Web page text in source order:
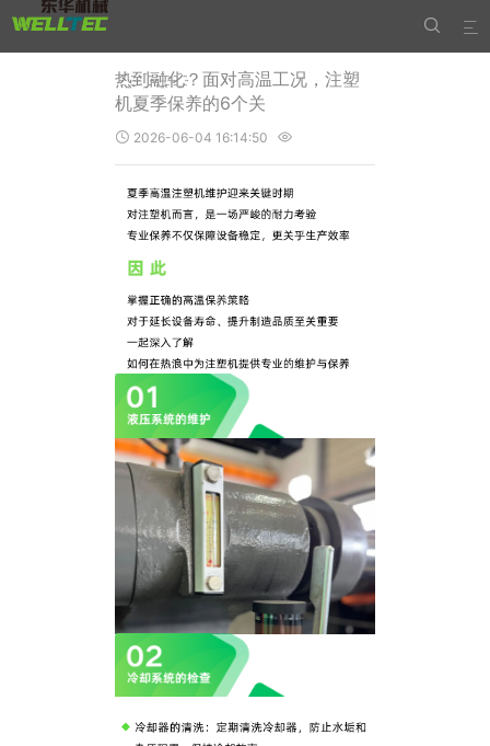


热҈到҈融҈化҈？面对高温工况，注塑
机夏季保养的6个关
 2026-06-04 16:14:50 